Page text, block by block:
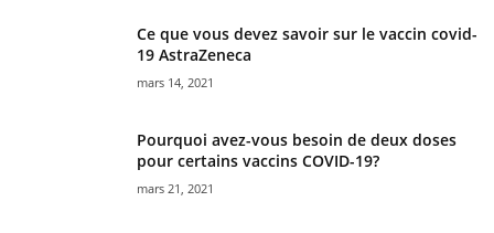
Ce que vous devez savoir sur le vaccin covid-
19 AstraZeneca
mars 14, 2021
Pourquoi avez-vous besoin de deux doses
pour certains vaccins COVID-19?
mars 21, 2021